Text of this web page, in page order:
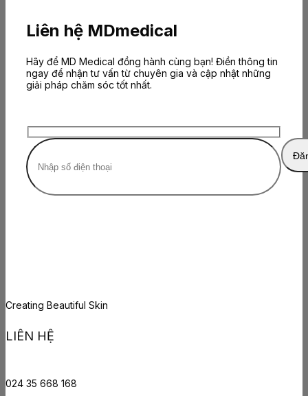
Liên hệ MDmedical
Hãy để MD Medical đồng hành cùng bạn! Điền thông tin
ngay để nhận tư vấn từ chuyên gia và cập nhật những
giải pháp chăm sóc tốt nhất.
Creating Beautiful Skin
LIÊN HỆ
024 35 668 168